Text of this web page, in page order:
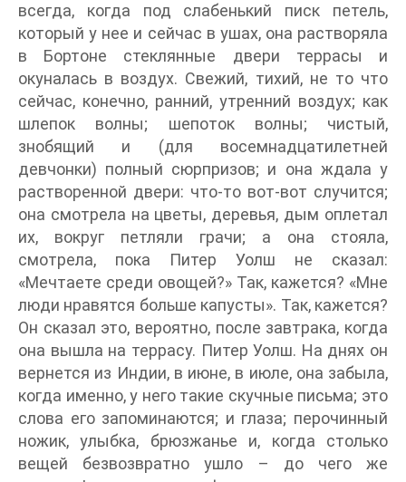
всегда, когда под слабенький писк петель,
который у нее и сейчас в ушах, она растворяла
в Бортоне стеклянные двери террасы и
окуналась в воздух. Свежий, тихий, не то что
сейчас, конечно, ранний, утренний воздух; как
шлепок волны; шепоток волны; чистый,
знобящий и (для восемнадцатилетней
девчонки) полный сюрпризов; и она ждала у
растворенной двери: что-то вот-вот случится;
она смотрела на цветы, деревья, дым оплетал
их, вокруг петляли грачи; а она стояла,
смотрела, пока Питер Уолш не сказал:
«Мечтаете среди овощей?» Так, кажется? «Мне
люди нравятся больше капусты». Так, кажется?
Он сказал это, вероятно, после завтрака, когда
она вышла на террасу. Питер Уолш. На днях он
вернется из Индии, в июне, в июле, она забыла,
когда именно, у него такие скучные письма; это
слова его запоминаются; и глаза; перочинный
ножик, улыбка, брюзжанье и, когда столько
вещей безвозвратно ушло – до чего же